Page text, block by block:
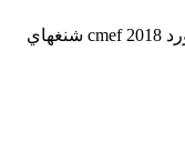
شنغهاي الطاحن صنع المشترك شنغهاي آلة الطحن. شنغهاي صناعة الآلات معرض معدات البناء,صناعة الات الطحن في,2013 مركز التصنيع في شنغهاي حوالي 450,000 متر,الاتصال المورد 2018 cmef شنغهاي